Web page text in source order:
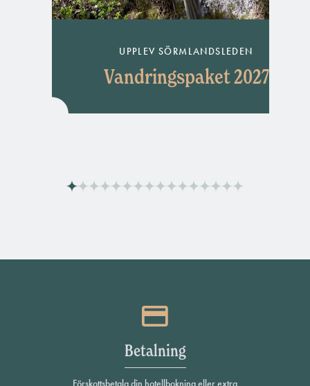
UPPLEV SÖRMLANDSLEDEN
Vandringspaket 2027
Betalning
Förskottsbetala din hotellbokning eller extra